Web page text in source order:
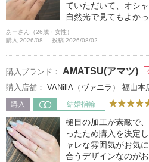
ていただいて、オシ
自然光で見てもよかっ
あーさん（26歳・女性）
購入 2026/08
投稿 2026/08/02
購入ブランド： AMATSU(アマツ)
購入店舗： VANillA（ヴァニラ） 福山本
購入 結婚指輪
槌目の加工が素敵で
ったため購入を決定
ャレな雰囲気がお気
合うデザインなのが